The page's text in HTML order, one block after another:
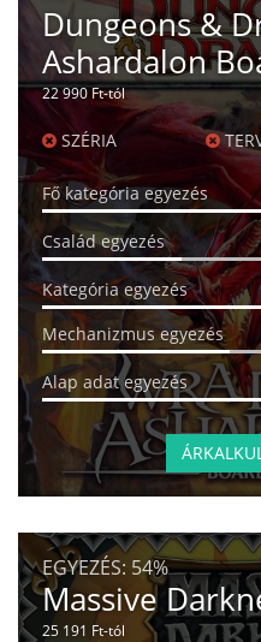
Dungeons &
Ashardalon
22 990 Ft-tól
SZÉRIA
Fő kategória egyezés
Család egyezés
Kategória egyezés
Mechanizmus egyezés
Alap adat egyezés
EGYEZÉS: 54%
Massive
25 191 Ft-tól